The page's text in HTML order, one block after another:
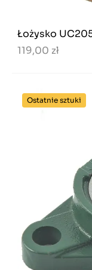
Łożysko
119,00 zł
Ostatnie sztuki